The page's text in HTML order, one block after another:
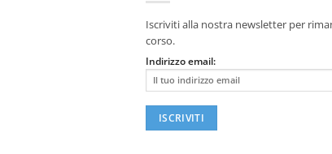
Iscriviti alla nostra newsletter per
corso.
Indirizzo email: